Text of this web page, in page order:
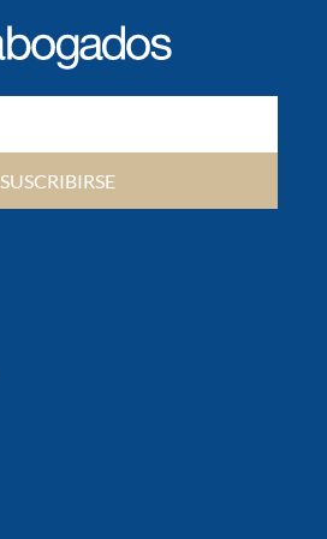
SUSCRIBIRSE